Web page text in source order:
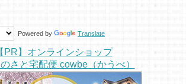
Powered by Translate
【PR】オンラインショップ
さと宅配便 cowbe（かうべ）